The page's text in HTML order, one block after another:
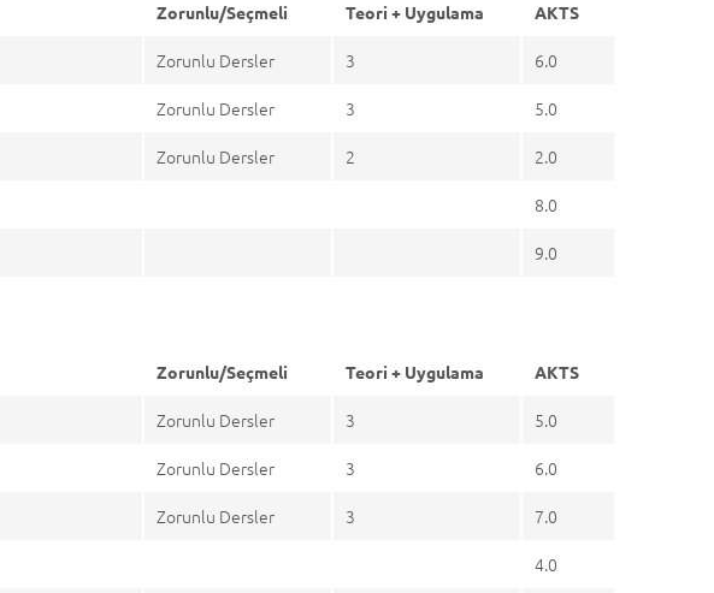
Zorunlu/Seçmeli Teori + Uygulama AKTS
Zorunlu Dersler 3
6.0
Zorunlu Dersler 3
5.0
Zorunlu Dersler 2
2.0
8.0
9.0
Zorunlu/Seçmeli Teori + Uygulama AKTS
Zorunlu Dersler 3
5.0
Zorunlu Dersler 3
6.0
Zorunlu Dersler 3
7.0
4.0